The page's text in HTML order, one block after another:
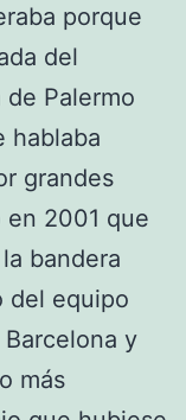
porque
del
de Palermo
hablaba
grandes
2001 que
bandera
del equipo
y
más